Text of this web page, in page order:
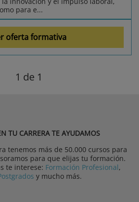
para e...
oferta formativa
1 de 1
TU CARRERA TE AYUDAMOS
tenemos más de 50.000 cursos para
para que elijas tu formación.
te interese: Formación Profesional,
y mucho más.